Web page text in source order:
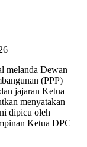
melanda Dewan
(PPP)
jajaran Ketua
menyatakan
dipicu oleh
Ketua DPC